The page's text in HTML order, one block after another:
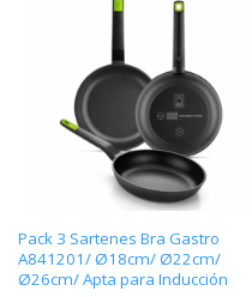
Pack 3 Sartenes Bra Gastro
A841201/ Ø18cm/ Ø22cm/
Ø26cm/ Apta para Inducción